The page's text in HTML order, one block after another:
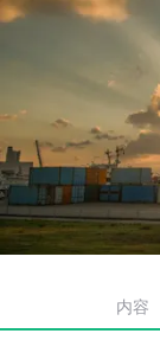
内容